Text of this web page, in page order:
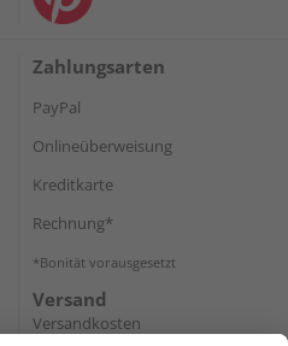
Zahlungsarten
PayPal
Onlineüberweisung
Kreditkarte
Rechnung*
*Bonität vorausgesetzt
Versand
Versandkosten